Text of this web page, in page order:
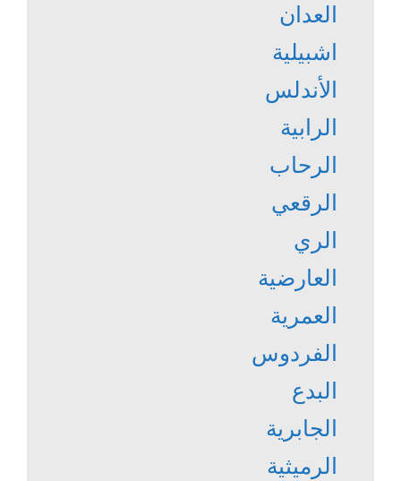
العدان
اشبيلية
الأندلس
الرابية
الرحاب
الرقعي
الري
العارضية
العمرية
الفردوس
البدع
الجابرية
الرميثية